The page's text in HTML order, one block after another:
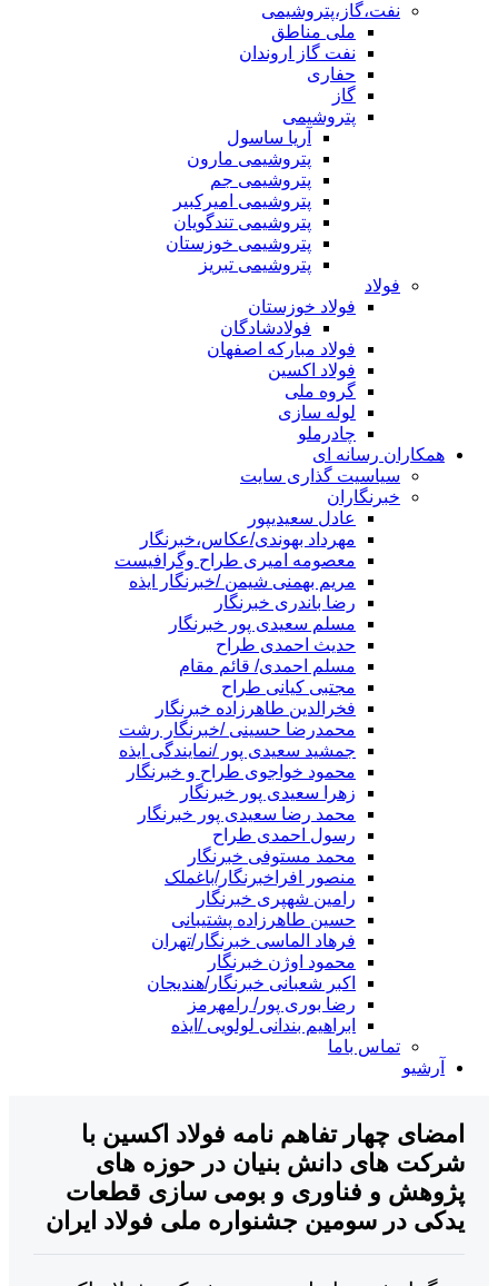
نفت،گاز،پتروشیمی
ملی مناطق
نفت گاز اروندان
حفاری
پتروشیمی
آریا ساسول
پتروشیمی مارون
پتروشیمی جم
پتروشیمی امیرکبیر
پتروشیمی تندگویان
پتروشیمی خوزستان
پتروشیمی تبریز
فولاد
فولاد خوزستان
فولادشادگان
فولاد مبارکه اصفهان
فولاد اکسین
گروه ملی
لوله سازی
چادرملو
همکاران رسانه ای
سیاسیت گذاری سایت
خبرنگاران
عادل سعیدیپور
مهرداد بهوندی/عکاس،خبرنگار
معصومه امیری طراح وگرافیست
مریم بهمنی شیمن /خبرنگار ایذه
رضا باندری خبرنگار
مسلم سعیدی پور خبرنگار
حدیث احمدی طراح
مسلم احمدی/ قائم مقام
مجتبی کیانی طراح
فخرالدین طاهرزاده خبرنگار
محمدرضا حسینی /خبرنگار رشت
جمشید سعیدی پور /نمایندگی ایذه
محمود خواجوی طراح و خبرنگار
زهرا سعیدی پور خبرنگار
محمد رضا سعیدی پور خبرنگار
رسول احمدی طراح
محمد مستوفی خبرنگار
منصور افراخبرنگار/باغملک
رامین شهپری خبرنگار
حسین طاهرزاده پشتیبانی
فرهاد الماسی خبرنگار/تهران
محمود اوژن خبرنگار
اکبر شعبانی خبرنگار/هندیجان
رضا بوری پور/ رامهرمز
ابراهیم بندانی لولویی /ایذه
تماس باما
آرشیو
چهار تفاهم نامه فولاد اکسین با
های دانش بنیان در حوزه های
و فناوری و بومی سازی قطعات
در سومین جشنواره ملی فولاد ایران